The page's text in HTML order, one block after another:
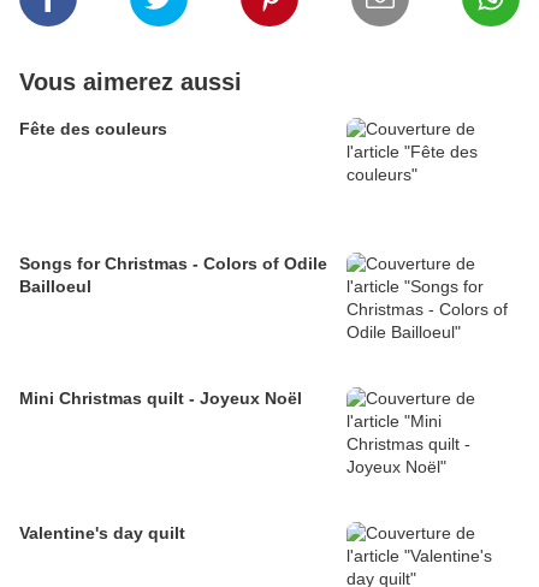
Vous aimerez aussi
Fête des couleurs
Songs for Christmas - Colors of Odile
Bailloeul
Mini Christmas quilt - Joyeux Noël
Valentine's day quilt